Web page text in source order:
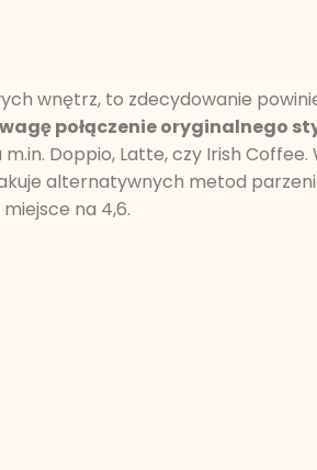
wnętrz, to zdecydowanie
połączenie oryginalnego
Doppio, Latte, czy Irish
alternatywnych metod
na 4,6.